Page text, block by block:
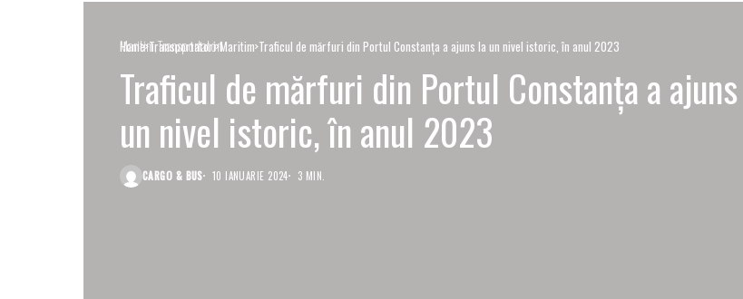
Home Transportatori Maritim Traficul de mărfuri din Portul Constanța a ajuns la un nivel istoric, în anul 2023
MaritimTransportatori
Traficul de mărfuri din Portul Constanța a
un nivel istoric, în anul 2023
CARGO & BUS 10 IANUARIE 2024 3 MIN.